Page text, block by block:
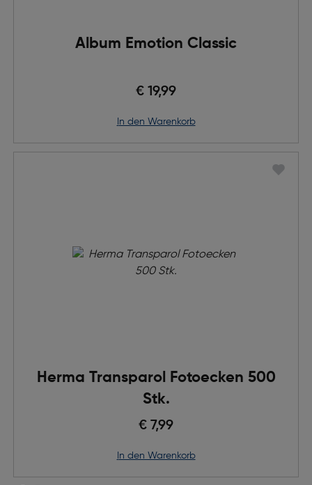
Album Emotion Classic
€ 19,99
in den Warenkorb
Herma Transparol Fotoecken 500
Stk.
€ 7,99
in den Warenkorb